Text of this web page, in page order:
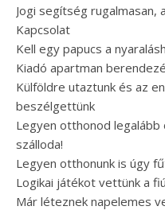
Jogi segítség rugalmasan,
Kapcsolat
Kell egy papucs a
Kiadó apartman
Külföldre utaztunk és az
beszélgettünk
Legyen otthonod
szálloda!
Legyen otthonunk is úgy
Logikai játékot vettünk a
Már léteznek napelemes